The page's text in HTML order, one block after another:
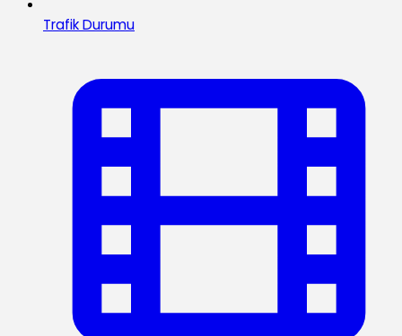
Trafik Durumu